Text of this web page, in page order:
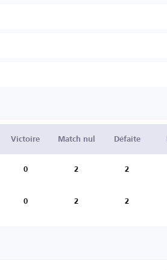
Victoire Match nul Défaite
0 2 2
0 2 2